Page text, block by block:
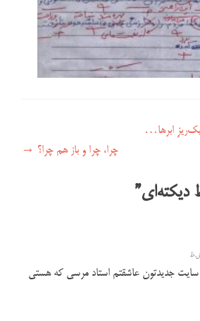
ابرها…
چرا، چرا و باز هم چرا؟ →
دیکته‌ای”
سایت جدیدتون عاشقتم استاد مرسی که هستی